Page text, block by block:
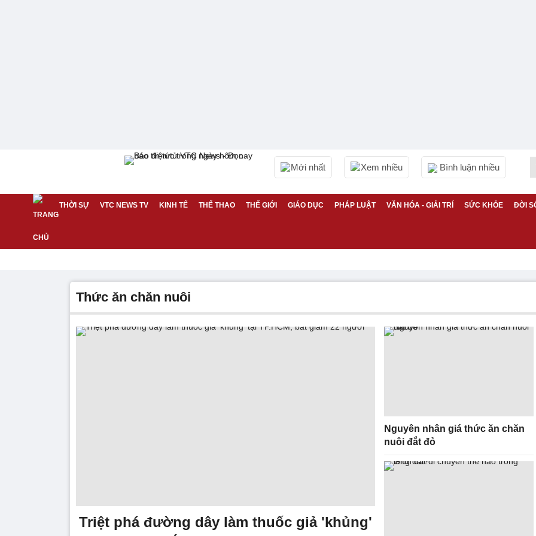
Mới nhất Xem nhiều Bình luận nhiều
THỜI SỰ VTC NEWS TV KINH TẾ THỂ THAO THẾ GIỚI GIÁO DỤC PHÁP LUẬT VĂN HÓA - GIẢI TRÍ SỨC KHỎE ĐỜI
thức ăn chăn nuôi
Triệt phá đường dây làm thuốc giả 'khủng'
Nguyên nhân giá thức ăn chăn
nuôi đắt đỏ